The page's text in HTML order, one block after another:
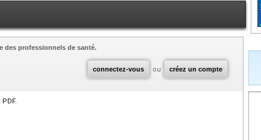
connectez-vous ou créez un compte
des professionnels de santé.